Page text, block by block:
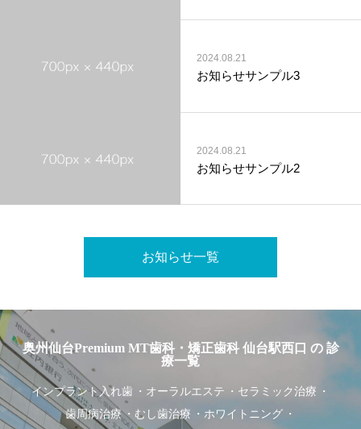
2024.08.21
お知らせサンプル3
2024.08.21
お知らせサンプル2
お知らせ一覧
奥州仙台Premium MT歯科・矯正歯科 仙台駅西口 の 診
療一覧
インプラント入れ歯 オーラルエステ
セラミック治療
歯周病治療
むし歯治療
ホワイトニング